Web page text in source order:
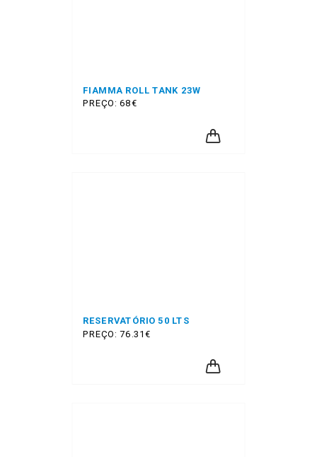
FIAMMA ROLL TANK 23W
PREÇO: 68€
RESERVATÓRIO 50 LTS
PREÇO: 76.31€